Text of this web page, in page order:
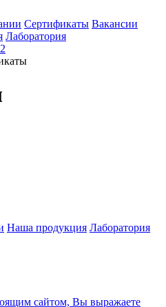
Сертификаты Вакансии
Лаборатория
Наша продукция Лаборатория
сайтом, Вы выражаете